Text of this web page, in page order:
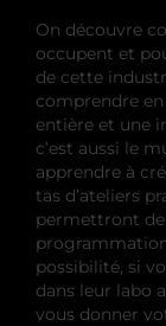
On découvre
occupent et
de cette
comprendre
entière et une
c’est aussi le
apprendre à
tas d’ateliers
permettront de
possibilité, si
dans leur labo
vous donner